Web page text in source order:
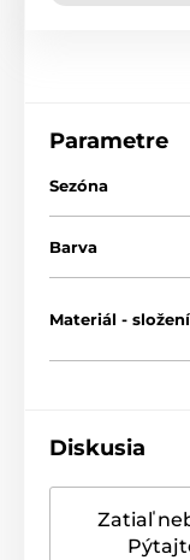
Parametre
Sezóna
Barva
Materiál - složení
Diskusia
Zatiaľ